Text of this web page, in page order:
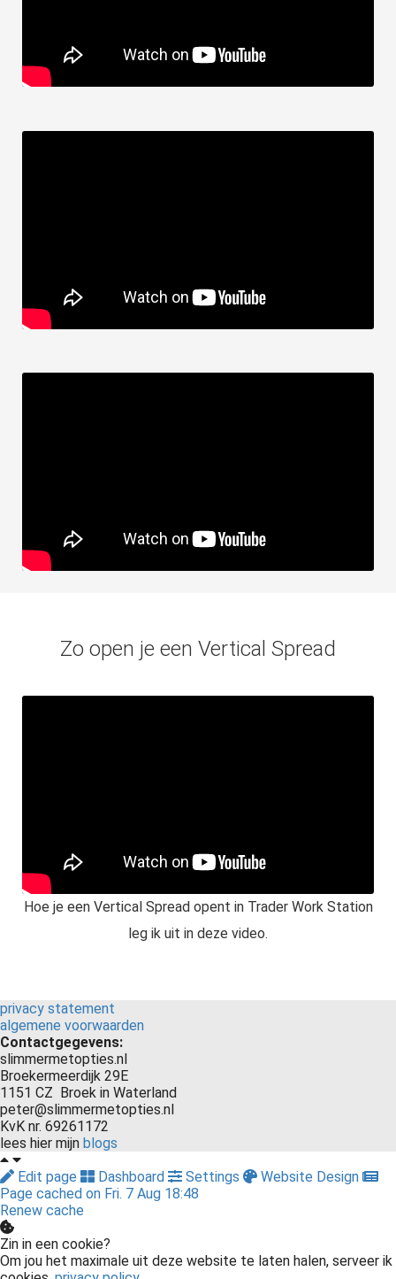
Zo open je een Vertical Spread
Hoe je een Vertical Spread opent in Trader Work Station
leg ik uit in deze video.
privacy statement
algemene voorwaarden
Contactgegevens:
slimmermetopties.nl
Broekermeerdijk 29E
1151 CZ Broek in Waterland
peter@slimmermetopties.nl
KvK nr. 69261172
lees hier mijn blogs
Edit page
Dashboard Settings
Website Design
Page cached on Fri. 7 Aug 18:48
Renew cache
Zin in een cookie?
Om jou het maximale uit deze website te laten halen, serveer ik